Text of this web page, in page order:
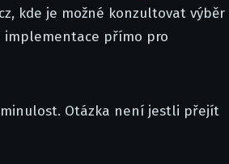
kde je možné konzultovat výběr
implementace přímo pro
minulost. Otázka není jestli přejít